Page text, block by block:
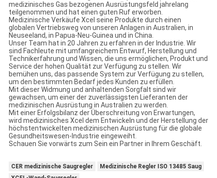
medizinisches Gas bezogenen Ausrüstungsfeld jahrelang
teilgenommen und hat einen guten Ruf erworben.
Medizinische Verkäufe Xcel seine Produkte durch einen
globalen Vertriebsweg von unseren Anlagen in Australien, in
Neuseeland, in Papua-Neu-Guinea und in China.
Unser Team hat in 20 Jahren zu erfahren in der Industrie. Wir
sind Fachleute mit umfangreichem Entwurf, Herstellung und
Technikerfahrung und Wissen, die uns ermöglichen, Produkt und
Service der hohen Qualität zur Verfügung zu stellen. Wir
bemühen uns, das passende System zur Verfügung zu stellen,
um den bestimmten Bedarf jedes Kunden zu erfüllen.
Mit dieser Widmung und anhaltenden Sorgfalt sind wir
gewachsen, um einer der zuverlässigsten Lieferanten der
medizinischen Ausrüstung in Australien zu werden.
Mit einer Erfolgsbilanz der Überschreitung von Erwartungen,
wird medizinisches Xcel dem Entwickeln und der Herstellung der
höchstentwickelten medizinischen Ausrüstung für die globale
Gesundheitswesen-Industrie eingeweiht.
Schauen Sie vorwärts zum Sein ein Partner in Ihrem Geschäft.
CER medizinische Saugregler
Medizinische Regler ISO 13485 Saug